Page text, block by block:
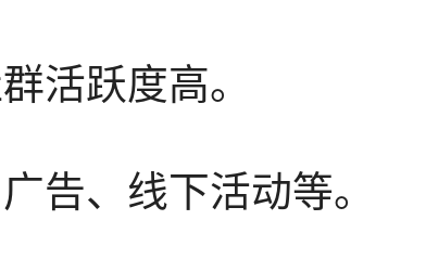
活跃度高。
告、线下活动等。